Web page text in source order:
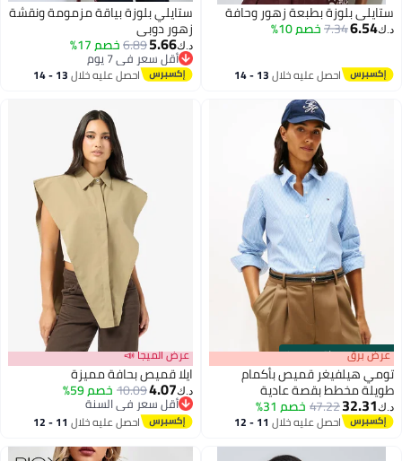
2
ستايلي بلوزة بطبعة زهور وحافة
د.ك‏6.54
7.34خصم 10%
احصل عليه خلال 13 - 14
ستايلي بلوزة بياقة مزمومة ونقشة
زهور دوبي
د.ك‏5.66
6.89خصم 17%
أقل سعر في 7 يوم
أقل سعر في 7 يوماحصل عليه خلال 13 - 14
00m:00s
·باقي 100% عرض برق
تومي هيلفيغر قميص بأكمام
طويلة مخطط بقصة عادية
د.ك‏32.31
47.22خصم 31%
احصل عليه خلال 11 - 12
عرض الميجا 📣
ايلا قميص بحافة مميزة
د.ك‏4.07
10.09خصم 59%
أقل سعر في السنة
أقل سعر في السنة
احصل عليه خلال 11 - 12